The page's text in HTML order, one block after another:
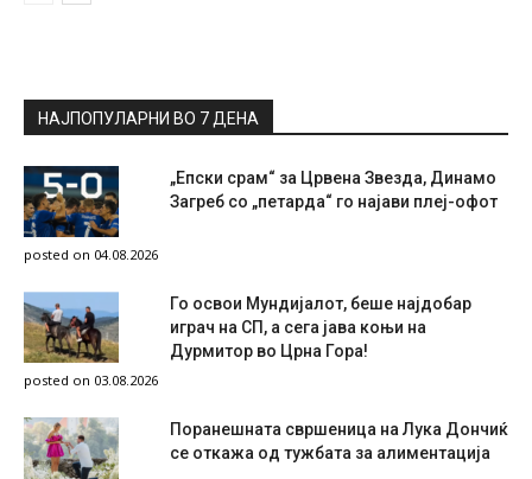
НАЈПОПУЛАРНИ ВО 7 ДЕНА
„Епски срам“ за Црвена Звезда, Динамо
Загреб со „петарда“ го најави плеј-офот
posted on 04.08.2026
Го освои Мундијалот, беше најдобар
играч на СП, а сега јава коњи на
Дурмитор во Црна Гора!
posted on 03.08.2026
Поранешната свршеница на Лука Дончиќ
се откажа од тужбата за алиментација